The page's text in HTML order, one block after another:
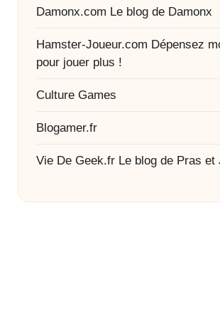
Damonx.com Le blog de Damonx
Hamster-Joueur.com Dépensez
pour jouer plus !
Culture Games
Blogamer.fr
Vie De Geek.frLe blog de Pras et